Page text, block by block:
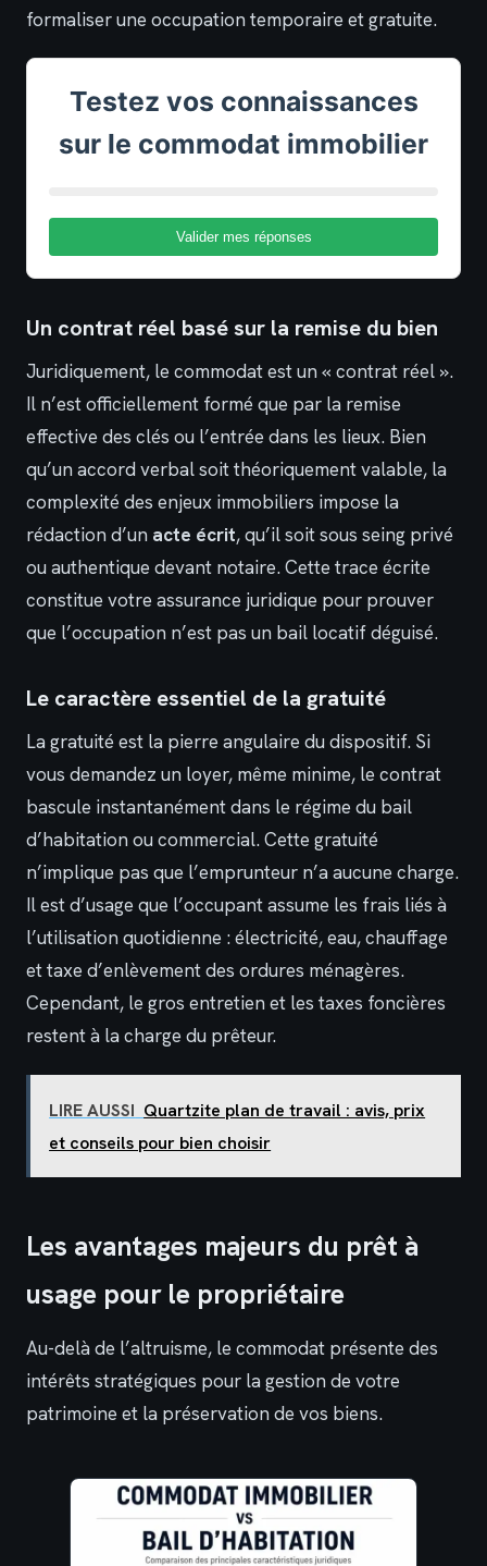
formaliser une occupation temporaire et gratuite.
Testez vos connaissances
sur le commodat immobilier
Valider mes réponses
Un contrat réel basé sur la remise du bien
Juridiquement, le commodat est un « contrat réel ».
Il n’est officiellement formé que par la remise
effective des clés ou l’entrée dans les lieux. Bien
qu’un accord verbal soit théoriquement valable, la
complexité des enjeux immobiliers impose la
rédaction d’un acte écrit, qu’il soit sous seing privé
ou authentique devant notaire. Cette trace écrite
constitue votre assurance juridique pour prouver
que l’occupation n’est pas un bail locatif déguisé.
Le caractère essentiel de la gratuité
La gratuité est la pierre angulaire du dispositif. Si
vous demandez un loyer, même minime, le contrat
bascule instantanément dans le régime du bail
d’habitation ou commercial. Cette gratuité
n’implique pas que l’emprunteur n’a aucune charge.
Il est d’usage que l’occupant assume les frais liés à
l’utilisation quotidienne : électricité, eau, chauffage
et taxe d’enlèvement des ordures ménagères.
Cependant, le gros entretien et les taxes foncières
restent à la charge du prêteur.
LIRE AUSSI Quartzite plan de travail : avis, prix
et conseils pour bien choisir
Les avantages majeurs du prêt à
usage pour le propriétaire
Au-delà de l’altruisme, le commodat présente des
intérêts stratégiques pour la gestion de votre
patrimoine et la préservation de vos biens.